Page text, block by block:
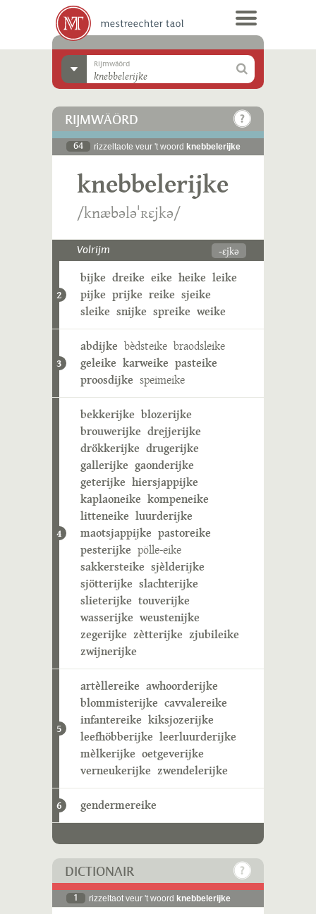
Rijmwäörd
RIJMWÄÖRD
64 rizzeltaote veur 't woord knebbelerijke
knebbelerijke
/knæbələˈʀɛjkə/
Volrijm -ɛjkə
2
bijke dreike eike heike leike
pijke prijke reike sjeike
sleike snijke spreike weike
3
abdijke bèdsteike braodsleike
geleike karweike pasteike
proosdijke speimeike
4
bekkerijke blozerijke
brouwerijke drejjerijke
drökkerijke drugerijke
gallerijke gaonderijke
geterijke hiersjappijke
kaplaoneike kompeneike
litteneike luurderijke
maotsjappijke pastoreike
pesterijke pölle-eike
sakkersteike sjèlderijke
sjötterijke slachterijke
slieterijke touverijke
wasserijke weustenijke
zegerijke zètterijke zjubileike
zwijnerijke
5
artèllereike awhoorderijke
blommisterijke cavvalereike
infantereike kiksjozerijke
leefhöbberijke leerluurderijke
mèlkerijke oetgeverijke
verneukerijke zwendelerijke
6 gendermereike
DICTIONAIR
1 rizzeltaot veur 't woord knebbelerijke